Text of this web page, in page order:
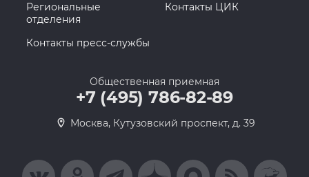
Региональные
отделения
Контакты ЦИК
Контакты пресс-службы
Общественная приемная
+7 (495) 786-82-89
Москва, Кутузовский проспект, д. 39